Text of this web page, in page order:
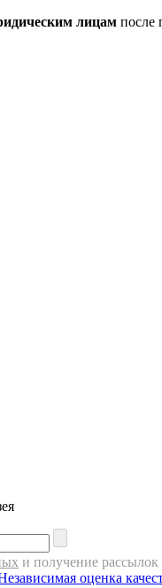
лицам после
и получение
оценка